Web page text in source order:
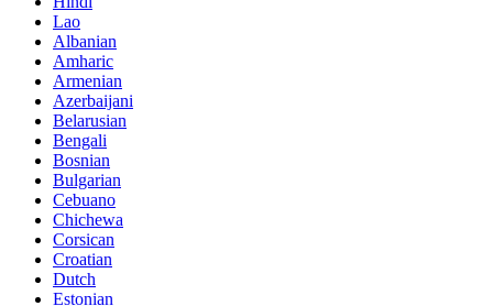
Lao
Albanian
Amharic
Armenian
Azerbaijani
Belarusian
Bengali
Bosnian
Bulgarian
Cebuano
Chichewa
Corsican
Croatian
Dutch
Estonian